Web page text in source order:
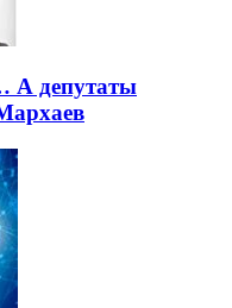
депутаты